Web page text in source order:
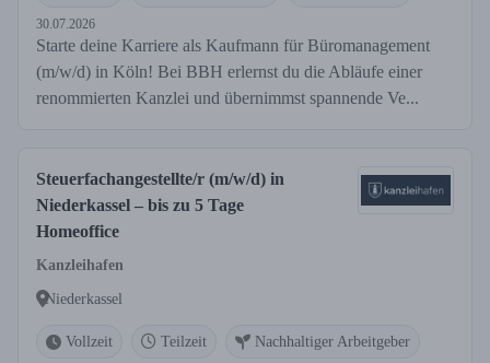
30.07.2026
Starte deine Karriere als Kaufmann für Büromanagement
(m/w/d) in Köln! Bei BBH erlernst du die Abläufe einer
renommierten Kanzlei und übernimmst spannende Ve...
Steuerfachangestellte/r (m/w/d) in
Niederkassel – bis zu 5 Tage
Homeoffice
Kanzleihafen
Niederkassel
Vollzeit Teilzeit Nachhaltiger Arbeitgeber